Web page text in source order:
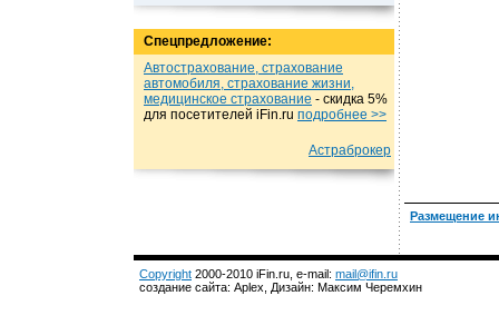
Спецпредложение:
Автострахование, страхование
автомобиля, страхование жизни,
медицинское страхование - cкидка 5%
для посетителей iFin.ru подробнеe >>
Астраброкер
Размещение
Copyright 2000-2010 iFin.ru, e-mail: mail@ifin.ru
создание сайта: Aplex, Дизайн: Максим Черемхин